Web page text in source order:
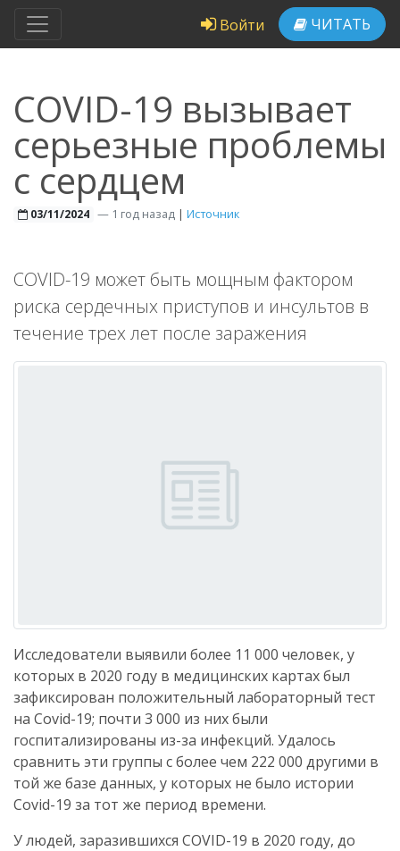
Войти ЧИТАТЬ
COVID-19 вызывает
серьезные проблемы
с сердцем
03/11/2024 —1 год назад | Источник
COVID-19 может быть мощным фактором
риска сердечных приступов и инсультов в
течение трех лет после заражения
Исследователи выявили более 11 000 человек, у
которых в 2020 году в медицинских картах был
зафиксирован положительный лабораторный тест
на Covid-19; почти 3 000 из них были
госпитализированы из-за инфекций. Удалось
сравнить эти группы с более чем 222 000 другими в
той же базе данных, у которых не было истории
Covid-19 за тот же период времени.
У людей, заразившихся COVID-19 в 2020 году, до